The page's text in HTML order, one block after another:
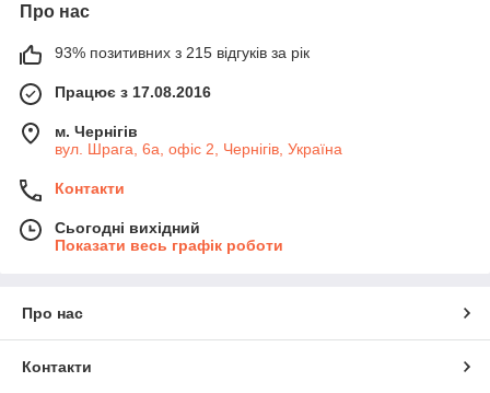
Про нас
93% позитивних з 215 відгуків за рік
Працює з 17.08.2016
м. Чернігів
вул. Шрага, 6а, офіс 2, Чернігів, Україна
Контакти
Сьогодні вихідний
Показати весь графік роботи
Про нас
Контакти